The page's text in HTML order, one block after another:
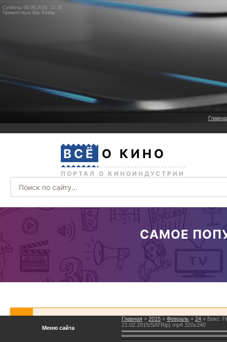
Суббота, 08.08.2026, 21:36
Приветствую Вас Гость
Меню сайта
Главная » 2015 » Февраль » 24 » Бокс.
21.02.2015/SATRip) mp4 320х240